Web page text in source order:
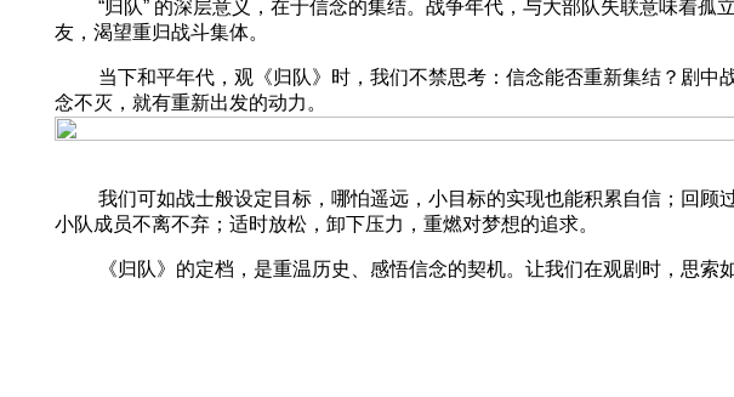
“归队” 的深层意义，在于信念的集结。战争年代，与大部队失联意味着孤
友，渴望重归战斗集体。
当下和平年代，观《归队》时，我们不禁思考：信念能否重新集结？剧中
念不灭，就有重新出发的动力。
我们可如战士般设定目标，哪怕遥远，小目标的实现也能积累自信；回顾
小队成员不离不弃；适时放松，卸下压力，重燃对梦想的追求。
《归队》的定档，是重温历史、感悟信念的契机。让我们在观剧时，思索如